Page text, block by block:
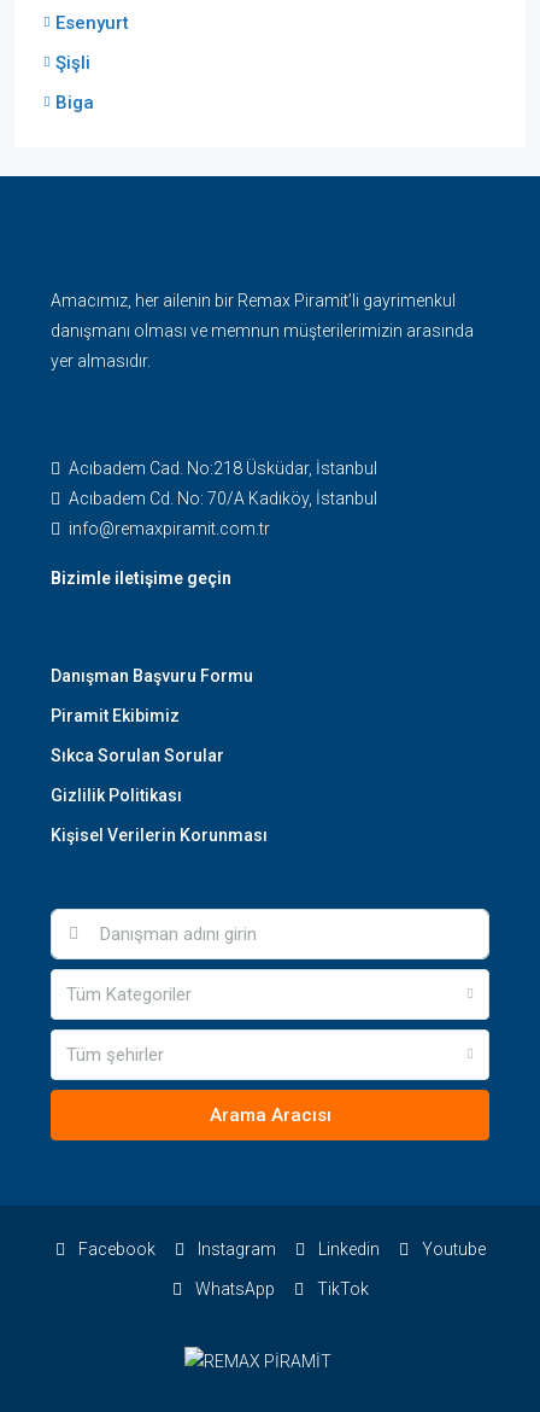
Esenyurt
Şişli
Biga
Amacımız, her ailenin bir Remax Piramit’li gayrimenkul
danışmanı olması ve memnun müşterilerimizin arasında
yer almasıdır.
Acıbadem Cad. No:218 Üsküdar, İstanbul
Acıbadem Cd. No: 70/A Kadıköy, İstanbul
info@remaxpiramit.com.tr
Bizimle iletişime geçin
Danışman Başvuru Formu
Piramit Ekibimiz
Sıkca Sorulan Sorular
Gizlilik Politikası
Kişisel Verilerin Korunması
Tüm Kategoriler
Tüm şehirler
Arama Aracısı
Facebook Instagram Linkedin Youtube
WhatsApp TikTok